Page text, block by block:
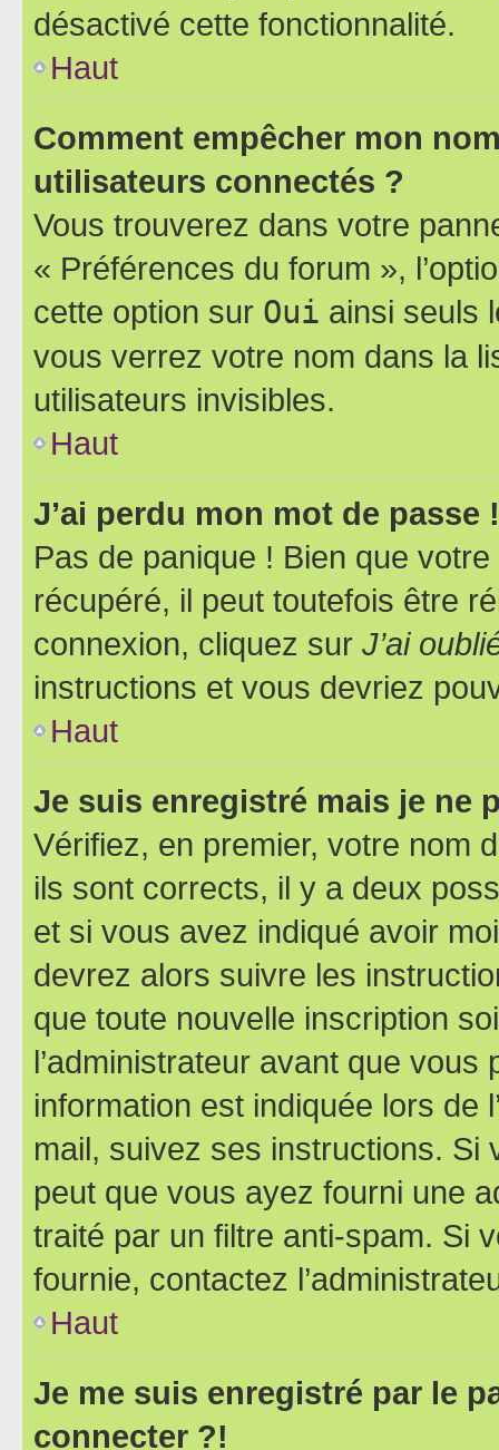
désactivé cette fonctionnalité.
Haut
Comment empêcher mon
utilisateurs connectés ?
Vous trouverez dans votre
« Préférences du forum »,
cette option sur Oui ainsi seuls
vous verrez votre nom dans la
utilisateurs invisibles.
Haut
J’ai perdu mon mot de passe !
Pas de panique ! Bien que
récupéré, il peut toutefois être
connexion, cliquez sur J’ai
instructions et vous devriez
Haut
Je suis enregistré mais je ne
Vérifiez, en premier, votre nom
ils sont corrects, il y a deux
et si vous avez indiqué avoir
devrez alors suivre les
que toute nouvelle inscription
l’administrateur avant que
information est indiquée lors de
mail, suivez ses instructions. Si
peut que vous ayez fourni une
traité par un filtre anti-spam. Si
fournie, contactez
Haut
Je me suis enregistré par le
connecter ?!